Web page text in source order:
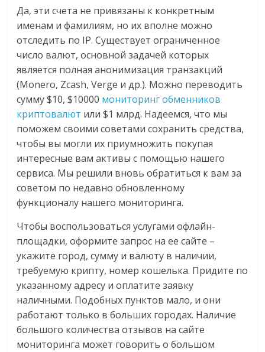
Да, эти счета не привязаны к конкретным
именам и фамилиям, но их вполне можно
отследить по IP. Существует ограниченное
число валют, основной задачей которых
является полная анонимизация транзакций
(Monero, Zcash, Verge и др.). Можно переводить
сумму $10, $10000 мониторинг обменников
криптовалют или $1 млрд. Надеемся, что мы
поможем своими советами сохранить средства,
чтобы вы могли их приумножить покупая
интересные вам активы с помощью нашего
сервиса. Мы решили вновь обратиться к вам за
советом по недавно обновленному
функционалу нашего мониторинга.
Чтобы воспользоваться услугами офлайн-
площадки, оформите запрос на ее сайте –
укажите город, сумму и валюту в наличии,
требуемую крипту, номер кошелька. Придите по
указанному адресу и оплатите заявку
наличными. Подобных пунктов мало, и они
работают только в больших городах. Наличие
большого количества отзывов на сайте
мониторинга может говорить о большом